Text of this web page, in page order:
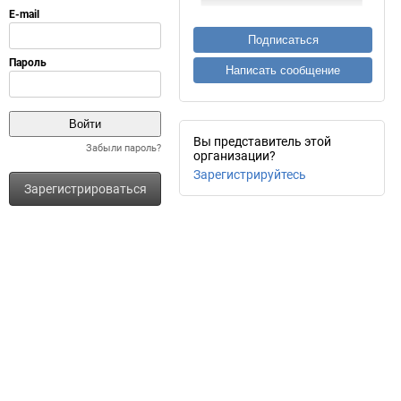
Забыли пароль?
Зарегистрироваться
Подписаться
Написать сообщение
Вы представитель этой
организации?
Зарегистрируйтесь